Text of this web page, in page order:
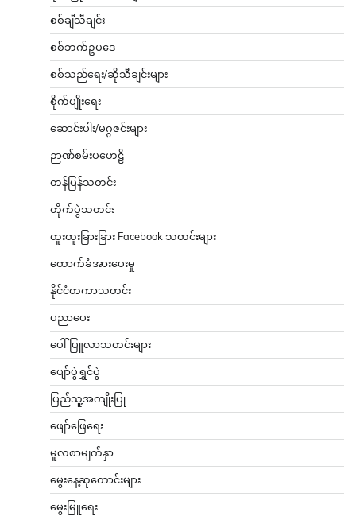
စစ်ချီသီချင်း
စစ်ဘက်ဥပဒေ
စစ်သည်ရေး/ဆိုသီချင်းများ
စိုက်ပျိုးရေး
ဆောင်းပါး/မဂ္ဂဇင်းများ
ဉာဏ်စမ်းပဟေဠိ
တန်ပြန်သတင်း
တိုက်ပွဲသတင်း
ထူးထူးခြားခြား Facebook သတင်းများ
ထောက်ခံအားပေးမှု
နိုင်ငံတကာသတင်း
ပညာပေး
ပေါ်ပြူလာသတင်းများ
ပျော်ပွဲရွှင်ပွဲ
ပြည်သူ့အကျိုးပြု
ဖျော်ဖြေရေး
မူလစာမျက်နှာ
မွေးနေ့ဆုတောင်းများ
မွေးမြူရေး